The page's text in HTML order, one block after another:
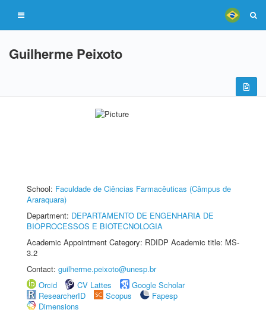
Guilherme Peixoto
School: Faculdade de Ciências Farmacêuticas (Câmpus de
Araraquara)
Department: DEPARTAMENTO DE ENGENHARIA DE
BIOPROCESSOS E BIOTECNOLOGIA
Academic Appointment Category: RDIDP Academic title: MS-
3.2
Contact: guilherme.peixoto@unesp.br
Orcid
CV Lattes
Google Scholar
ResearcherID
Scopus
Fapesp
Dimensions